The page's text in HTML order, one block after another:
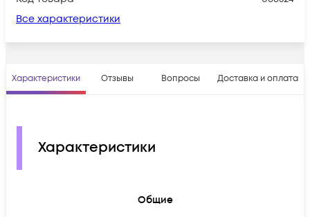
Все характеристики
Характеристики Отзывы Вопросы Доставка и оплата
Характеристики
Общие